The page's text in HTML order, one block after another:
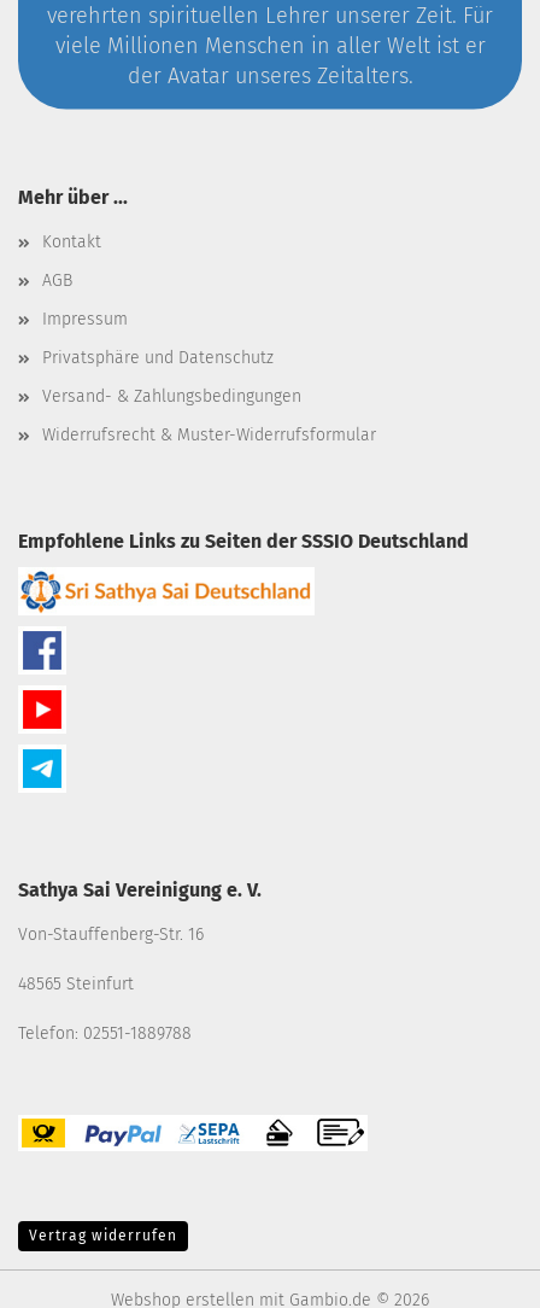
verehrten spirituellen Lehrer unserer Zeit. Für
viele Millionen Menschen in aller Welt ist er
der Avatar unseres Zeitalters.
Mehr über ...
Kontakt
AGB
Impressum
Privatsphäre und Datenschutz
Versand- & Zahlungsbedingungen
Widerrufsrecht & Muster-Widerrufsformular
Empfohlene Links zu Seiten der SSSIO Deutschland
Sathya Sai Vereinigung e. V.
Von-Stauffenberg-Str. 16
48565 Steinfurt
Telefon: 02551-1889788
Vertrag widerrufen
Webshop erstellen mit Gambio.de © 2026